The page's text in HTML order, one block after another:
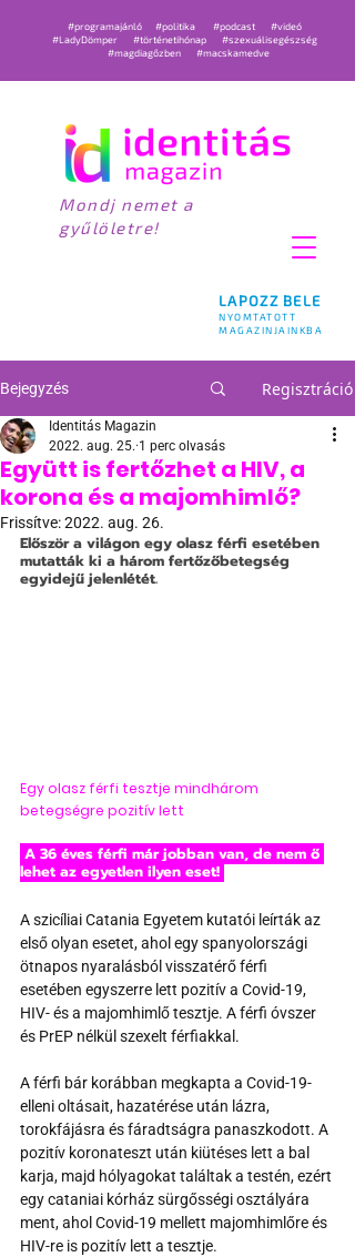
LAPOZZ BELE
NYOMTATOTT
MAGAZINJAINKBA
#programajánló #politika #podcast
#videó
#LadyDömper
#történetihónap
#szexuálisegészség
#magdiagőzben
#macskamedve
Mondj nemet a
gyűlöletre!
Bejegyzés Regisztráció
Együtt is fertőzhet a HIV, a
korona és a majomhimlő?
Identitás Magazin
2022. aug. 25. 1 perc olvasás
Frissítve:2022. aug. 26.
Először a világon egy olasz férfi esetében
mutatták ki a három fertőzőbetegség
egyidejű jelenlétét.
Egy olasz férfi tesztje mindhárom
betegségre pozitív lett
lehet az egyetlen ilyen eset!
A szicíliai Catania Egyetem kutatói leírták az
első olyan esetet, ahol egy spanyolországi
ötnapos nyaralásból visszatérő férfi
esetében egyszerre lett pozitív a Covid-19,
HIV- és a majomhimlő tesztje. A férfi óvszer
és PrEP nélkül szexelt férfiakkal.
A férfi bár korábban megkapta a Covid-19-
elleni oltásait, hazatérése után lázra,
torokfájásra és fáradtságra panaszkodott. A
pozitív koronateszt után kiütéses lett a bal
karja, majd hólyagokat találtak a testén, ezért
egy cataniai kórház sürgősségi osztályára
ment, ahol Covid-19 mellett majomhimlőre és
HIV-re is pozitív lett a tesztje.